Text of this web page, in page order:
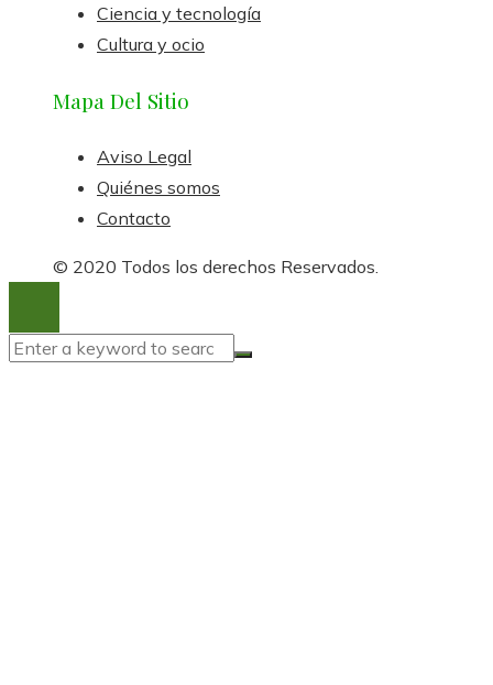
Ciencia y tecnología
Cultura y ocio
Mapa Del Sitio
Aviso Legal
Quiénes somos
Contacto
© 2020 Todos los derechos Reservados.